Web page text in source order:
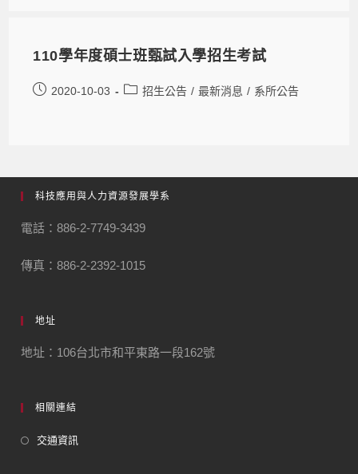
110學年度碩士班甄試入學招生考試
2020-10-03 招生公告 / 最新消息 / 系所公告
科技應用與人力資源發展學系
電話：886-2-7749-3439
傳真：886-2-2392-1015
地址
地址：106台北市和平東路一段162號
相關連結
交通資訊